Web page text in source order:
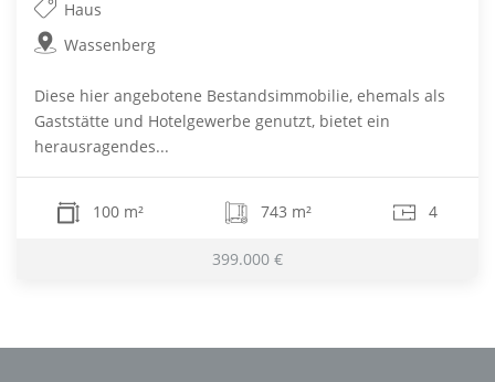
Haus
Wassenberg
Diese hier angebotene Bestandsimmobilie, ehemals als
Gaststätte und Hotelgewerbe genutzt, bietet ein
herausragendes...
100 m² 743 m² 4
399.000 €